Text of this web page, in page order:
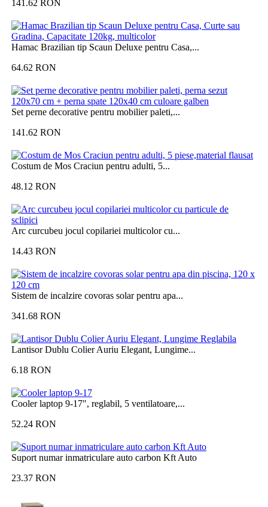
141.62 RON
Hamac Brazilian tip Scaun Deluxe pentru Casa,...
64.62 RON
Set perne decorative pentru mobilier paleti,...
141.62 RON
Costum de Mos Craciun pentru adulti, 5...
48.12 RON
Arc curcubeu jocul copilariei multicolor cu...
14.43 RON
Sistem de incalzire covoras solar pentru apa...
341.68 RON
Lantisor Dublu Colier Auriu Elegant, Lungime...
6.18 RON
Cooler laptop 9-17", reglabil, 5 ventilatoare,...
52.24 RON
Suport numar inmatriculare auto carbon Kft Auto
23.37 RON